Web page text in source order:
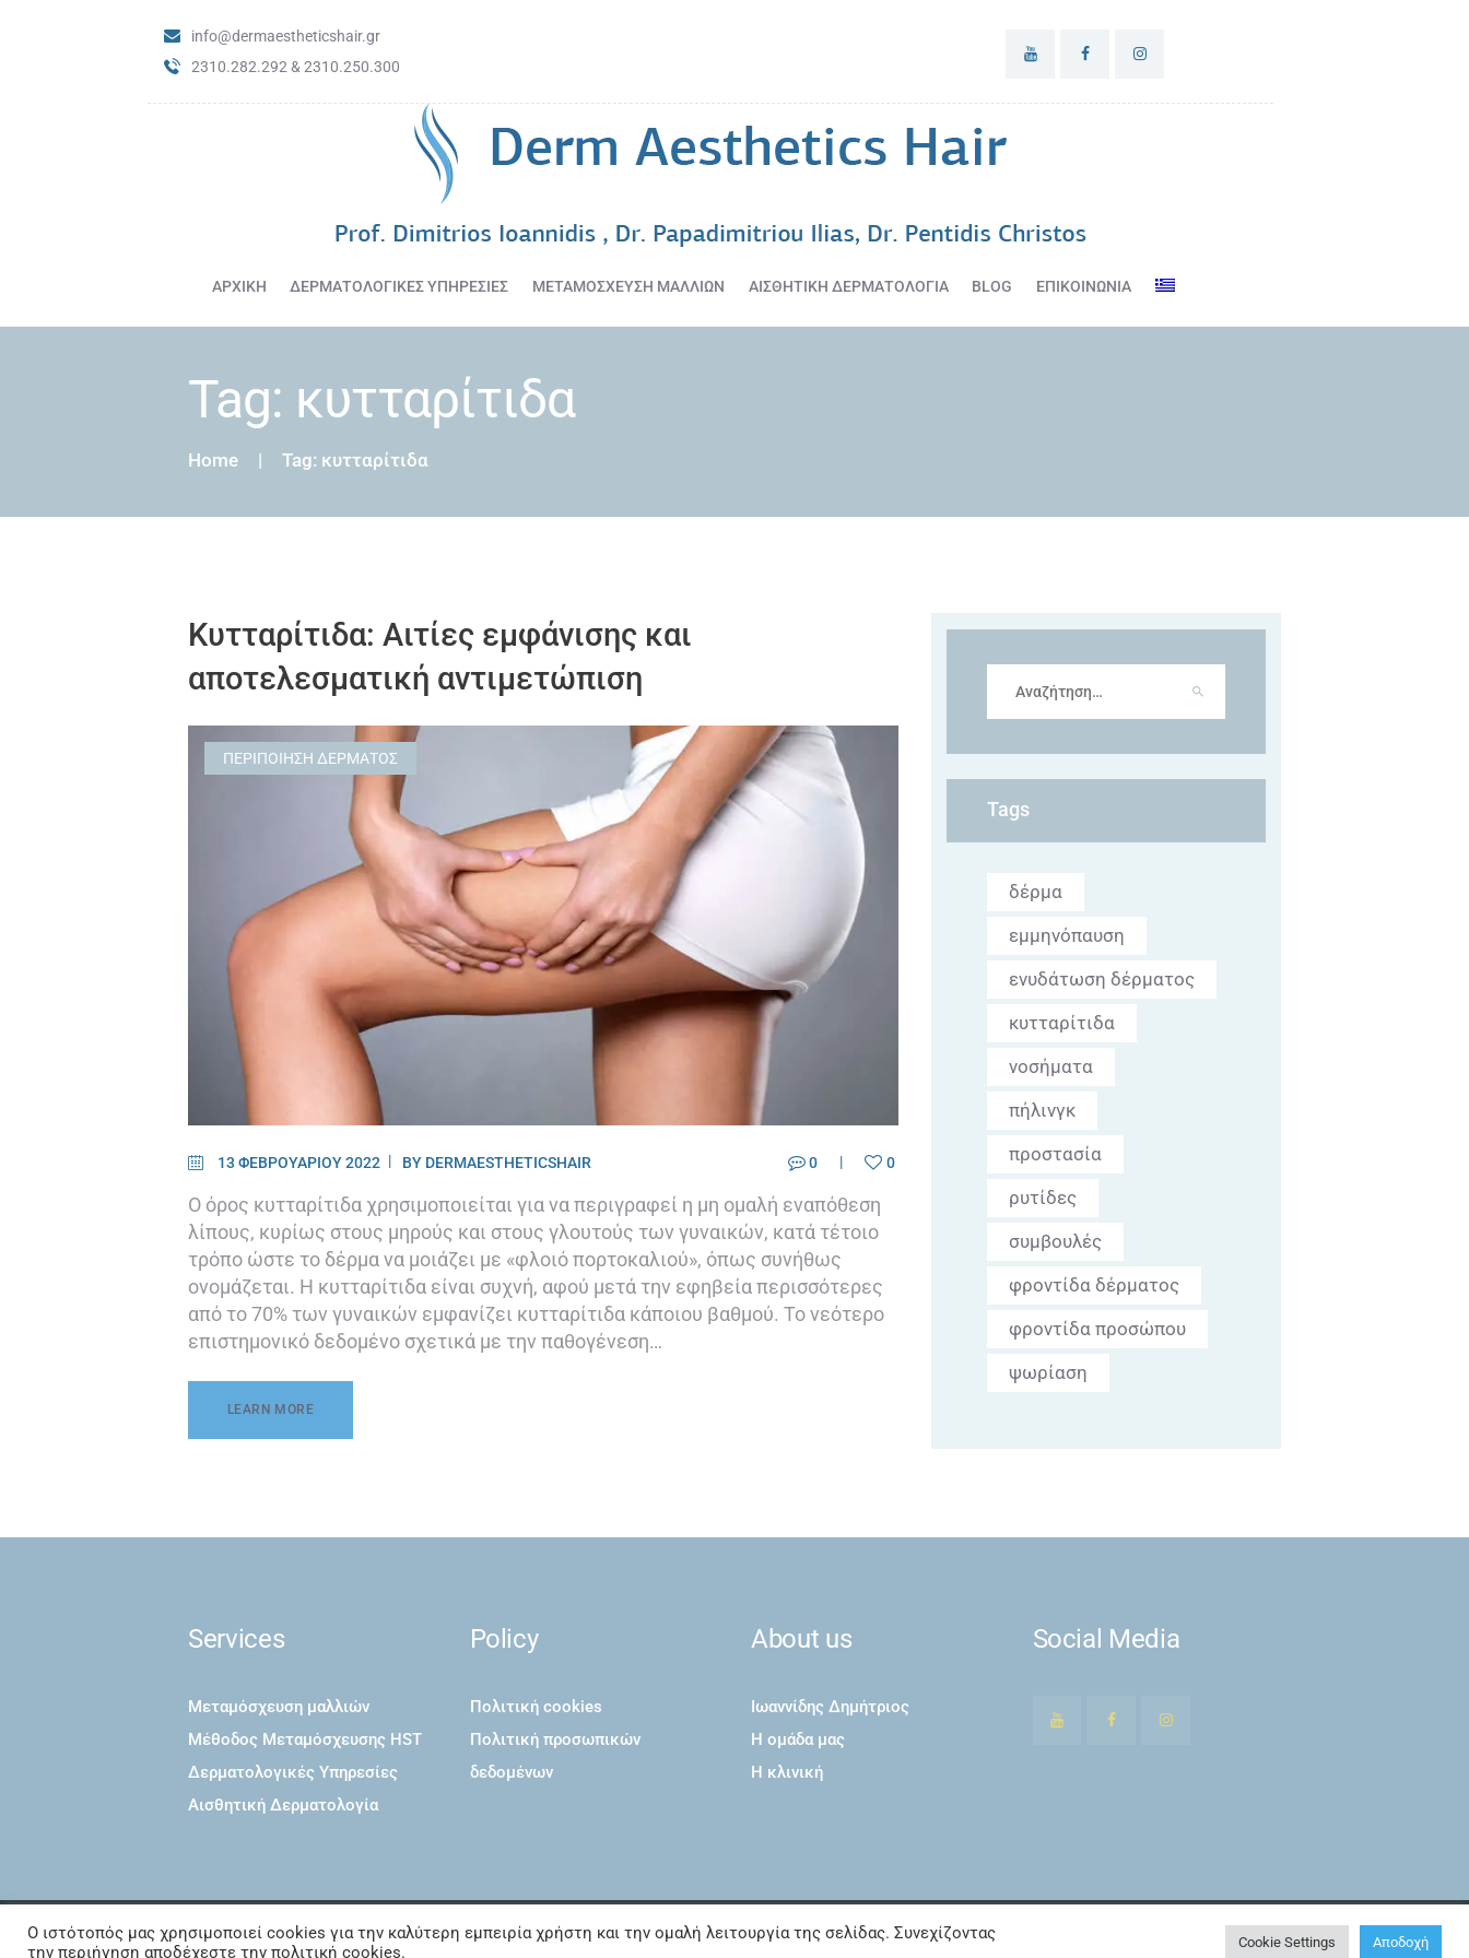
info@dermaestheticshair.gr
2310.282.292 & 2310.250.300
ΑΡΧΙΚΗ ΔΕΡΜΑΤΟΛΟΓΙΚΕΣ ΥΠΗΡΕΣΙΕΣ ΜΕΤΑΜΟΣΧΕΥΣΗ ΜΑΛΛΙΩΝ ΑΙΣΘΗΤΙΚΗ ΔΕΡΜΑΤΟΛΟΓΙΑ BLOG ΕΠΙΚΟΙΝΩΝΙΑ
Tag: κυτταρίτιδα
Home Tag: κυτταρίτιδα
ΜΕΤΑΜΟΣΧΕΥΣΗ
ΜΑΛΛΙΩΝ
ΔΕΡΜΑΤΟΛΟΓΙΑ
BLOG
Κυτταρίτιδα: Αιτίες εμφάνισης και
αποτελεσματική αντιμετώπιση
ΠΕΡΙΠΟΊΗΣΗ ΔΈΡΜΑΤΟΣ
13 ΦΕΒΡΟΥΑΡΊΟΥ 2022 BY DERMAESTHETICSHAIR 0 0
Ο όρος κυτταρίτιδα χρησιμοποιείται για να περιγραφεί η μη ομαλή εναπόθεση
λίπους, κυρίως στους μηρούς και στους γλουτούς των γυναικών, κατά τέτοιο
τρόπο ώστε το δέρμα να μοιάζει με «φλοιό πορτοκαλιού», όπως συνήθως
ονομάζεται. Η κυτταρίτιδα είναι συχνή, αφού μετά την εφηβεία περισσότερες
από το 70% των γυναικών εμφανίζει κυτταρίτιδα κάποιου βαθμού. Το νεότερο
επιστημονικό δεδομένο σχετικά με την παθογένεση…
LEARN MORE
Tags
δέρμα
εμμηνόπαυση
ενυδάτωση δέρματος
κυτταρίτιδα
νοσήματα
πήλινγκ
προστασία
ρυτίδες
συμβουλές
φροντίδα δέρματος
φροντίδα προσώπου
ψωρίαση
Services
Μεταμόσχευση μαλλιών
Μέθοδος Μεταμόσχευσης HST
Δερματολογικές Υπηρεσίες
Αισθητική Δερματολογία
Policy
Πολιτική cookies
Πολιτική προσωπικών
δεδομένων
About us
Ιωαννίδης Δημήτριος
Η ομάδα μας
Η κλινική
Social Media
DermAestheticsHair© 2026. All Rights Reserved | Optimized bySuge
Ο ιστότοπός μας χρησιμοποιεί cookies για την καλύτερη εμπειρία χρήστη και την ομαλή λειτουργία της σελίδας. Συνεχίζοντας
την περιήγηση αποδέχεστε την πολιτική cookies.
Cookie Settings Αποδοχή